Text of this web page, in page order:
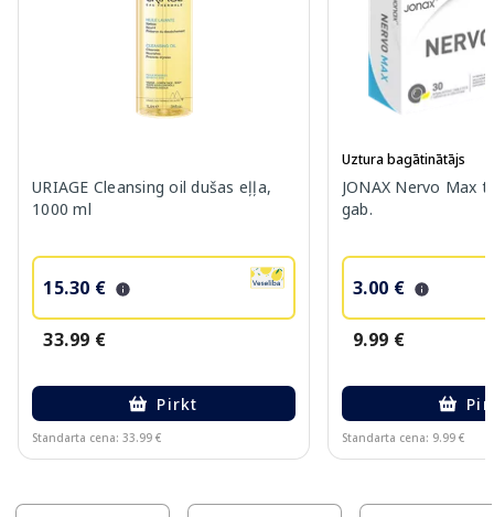
URIAGE Cleansing oil dušas eļļa,
1000 ml
15.30 €
33.99 €
Pirkt
Standarta cena: 33.99 €
Uztura bagātinātājs
JONAX Nervo Max
gab.
3.00 €
9.99 €
Standarta cena: 9.99 €